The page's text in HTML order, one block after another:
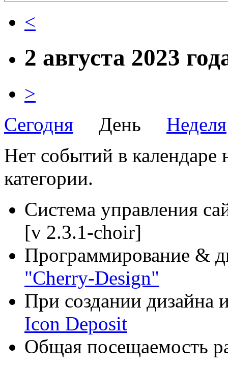
<
2 августа 2023
>
Сегодня День Неделя
Нет событий в календаре
категории.
Система управления
[v 2.3.1-choir]
Программирование &
"Cherry-Design"
При создании дизайна
Icon Deposit
Общая посещаемость